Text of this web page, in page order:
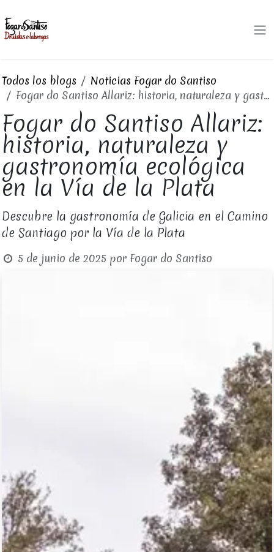
Todos los blogs
Noticias Fogar do Santiso
Fogar do Santiso Allariz: historia, naturaleza y gastronomía ecológica en la Vía de la Plata
Fogar do Santiso Allariz:
historia, naturaleza y
gastronomía ecológica
en la Vía de la Plata
Descubre la gastronomía de Galicia en el Camino
de Santiago por la Vía de la Plata
5 de junio de 2025 por Fogar do Santiso